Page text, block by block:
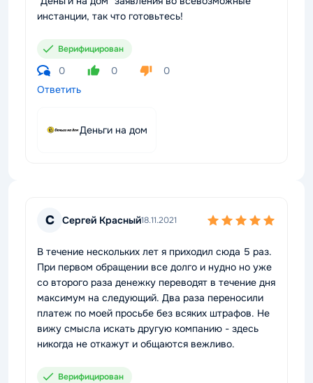
инстанции, так что готовьтесь!
Верифицирован
0 0
0
Ответить
Деньги на дом
С Сергей Красный18.11.2021
В течение нескольких лет я приходил сюда 5 раз.
При первом обращении все долго и нудно но уже
со второго раза денежку переводят в течение дня
максимум на следующий. Два раза переносили
платеж по моей просьбе без всяких штрафов. Не
вижу смысла искать другую компанию - здесь
никогда не откажут и общаются вежливо.
Верифицирован